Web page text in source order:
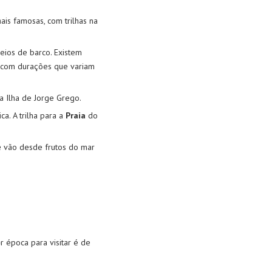
famosas, com trilhas na
de barco. Existem
durações que variam
Ilha de Jorge Grego.
A trilha para a Praia do
vão desde frutos do mar
época para visitar é de